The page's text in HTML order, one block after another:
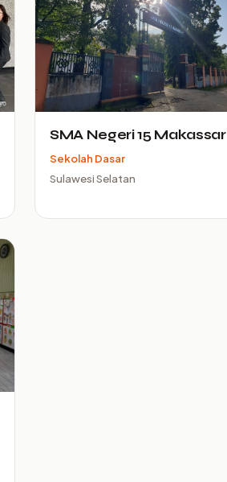
SMA Negeri 15 Makassar
Sekolah Dasar
Sulawesi Selatan